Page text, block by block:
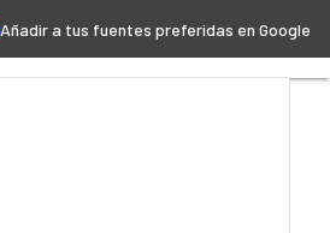
Añadir a tus fuentes preferidas en Google